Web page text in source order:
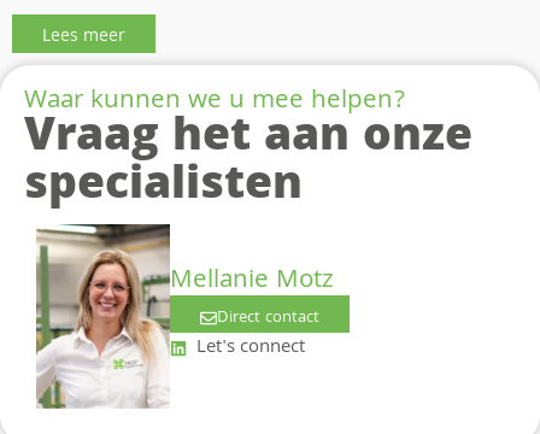
Lees meer
Waar kunnen we u mee helpen?
Vraag het aan onze
specialisten
Mellanie Motz
Direct contact
Let's connect